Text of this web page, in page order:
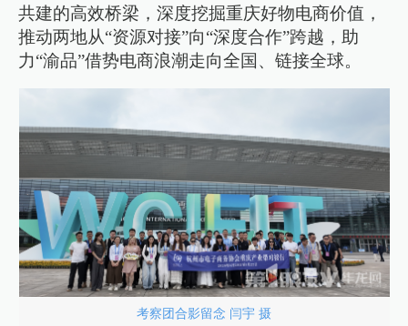
共建的高效桥梁，深度挖掘重庆好物电商价值，
推动两地从“资源对接”向“深度合作”跨越，助
力“渝品”借势电商浪潮走向全国、链接全球。
考察团合影留念 闫宇 摄